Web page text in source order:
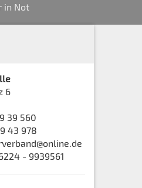
in Not
6
39 560
43 978
- 9939561